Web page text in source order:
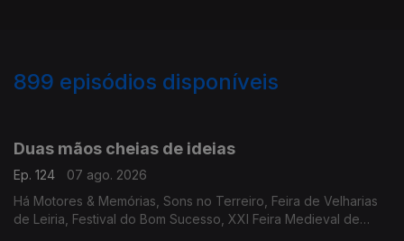
899 episódios disponíveis
Duas mãos cheias de ideias
Ep. 124
07 ago. 2026
Há Motores & Memórias, Sons no Terreiro, Feira de Velharias
de Leiria, Festival do Bom Sucesso, XXI Feira Medieval de